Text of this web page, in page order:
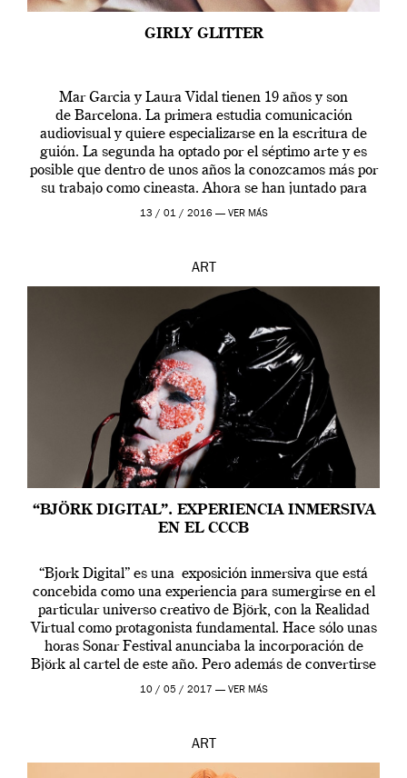
GIRLY GLITTER
Mar Garcia y Laura Vidal tienen 19 años y son
de Barcelona. La primera estudia comunicación
audiovisual y quiere especializarse en la escritura de
guión. La segunda ha optado por el séptimo arte y es
posible que dentro de unos años la conozcamos más por
su trabajo como cineasta. Ahora se han juntado para
contarnos una […]
13 / 01 / 2016 — VER MÁS
ART
“BJÖRK DIGITAL”. EXPERIENCIA INMERSIVA
EN EL CCCB
“Bjork Digital” es una exposición inmersiva que está
concebida como una experiencia para sumergirse en el
particular universo creativo de Björk, con la Realidad
Virtual como protagonista fundamental. Hace sólo unas
horas Sonar Festival anunciaba la incorporación de
Björk al cartel de este año. Pero además de convertirse
en una de las actuaciones más relevantes […]
10 / 05 / 2017 — VER MÁS
ART